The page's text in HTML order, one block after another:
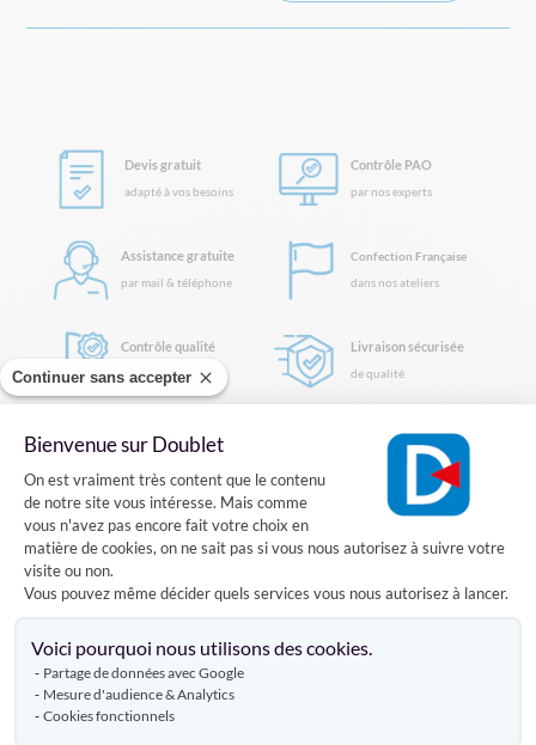
Continuer sans accepter
Bienvenue sur Doublet
Plateforme de Gestion du
On est vraiment très content que le contenu
de notre site vous intéresse. Mais comme
vous n'avez pas encore fait votre choix en
matière de cookies, on ne sait pas si vous nous autorisez à suivre votre
visite ou non.
Vous pouvez même décider quels services vous nous autorisez à lancer.
Voici pourquoi nous utilisons des cookies.
Partage de données avec Google
Mesure d'audience & Analytics
Cookies fonctionnels
Devis gratuit
adapté à vos besoins
Contrôle PAO
par nos experts
Assistance gratuite
par mail & téléphone
Confection Française
dans nos ateliers
Contrôle qualité
avant expédition
Livraison sécurisée
de qualité
Sécurisation
des
Retours et SAV
Habillez vos murs et vitrines avec un
Bel outil decommunicationqui permet de décorer vos
murs et vitrines. Grâce à leur taille impressionnante,
profitez de nos cadres textiles pour habiller vos locaux,